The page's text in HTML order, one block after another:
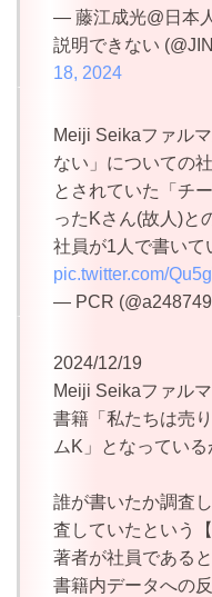
— 藤江成光@日本
説明できない
18, 2024
Meiji Seikaファル
ない」についての
とされていた「チ
ったKさん(故人)と
社員が1人で書いて
pic.twitter.com/
— PCR
2024/12/19
Meiji Seikaファル
書籍「私たちは売
ムK」となっている
誰が書いたか調査
査していたという【
著者が社員である
書籍内データへの